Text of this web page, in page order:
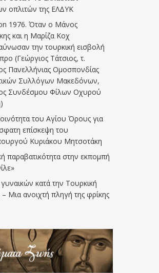
οπλιτών της ΕΛΔΥΚ
1976. Όταν ο Μάνος
και η Μαρίζα Κοχ
την τουρκική εισβολή
(Γεώργιος Τάτσιος, τ.
Πανελλήνιας Ομοσπονδίας
Συλλόγων Μακεδόνων,
Συνδέσμου Φίλων Οχυρού
του Αγίου Όρους για
επίσκεψη του
Κυριάκου Μητσοτάκη
παραβατικότητα στην εκπομπή
κατά την Τουρκική
Μια ανοιχτή πληγή της φρίκης